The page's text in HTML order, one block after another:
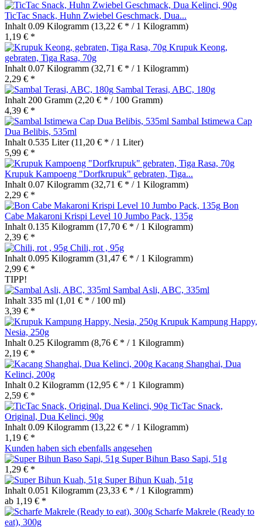
TicTac Snack, Huhn Zwiebel Geschmack, Dua...
Inhalt 0.09 Kilogramm (13,22 € * / 1 Kilogramm)
1,19 € *
Krupuk Keong,
gebraten, Tiga Rasa, 70g
Inhalt 0.07 Kilogramm (32,71 € * / 1 Kilogramm)
2,29 € *
Sambal Terasi, ABC, 180g
Inhalt 200 Gramm (2,20 € * / 100 Gramm)
4,39 € *
Sambal Istimewa Cap
Dua Belibis, 535ml
Inhalt 0.535 Liter(11,20 € * / 1 Liter)
5,99 € *
Krupuk Kampoeng "Dorfkrupuk" gebraten, Tiga...
Inhalt 0.07 Kilogramm (32,71 € * / 1 Kilogramm)
2,29 € *
Bon
Cabe Makaroni Krispi Level 10 Jumbo Pack, 135g
Inhalt 0.135 Kilogramm (17,70 € * / 1 Kilogramm)
2,39 € *
Chili, rot , 95g
Inhalt 0.095 Kilogramm (31,47 € * / 1 Kilogramm)
2,99 € *
TIPP!
Sambal Asli, ABC, 335ml
Inhalt 335 ml (1,01 € * / 100 ml)
3,39 € *
Krupuk Kampung Happy,
Nesia, 250g
Inhalt 0.25 Kilogramm (8,76 € * / 1 Kilogramm)
2,19 € *
Kacang Shanghai, Dua
Kelinci, 200g
Inhalt 0.2 Kilogramm (12,95 € * / 1 Kilogramm)
2,59 € *
TicTac Snack,
Original, Dua Kelinci, 90g
Inhalt 0.09 Kilogramm (13,22 € * / 1 Kilogramm)
1,19 € *
Kunden haben sich ebenfalls angesehen
Super Bihun Baso Sapi, 51g
1,29 € *
Super Bihun Kuah, 51g
Inhalt 0.051 Kilogramm (23,33 € * / 1 Kilogramm)
ab 1,19 € *
Scharfe Makrele (Ready to
eat), 300g